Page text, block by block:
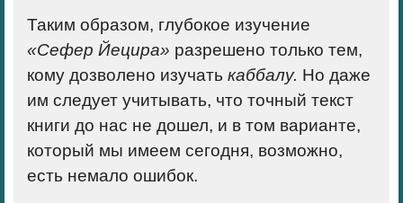
Таким образом, глубокое изучение
«Сефер Йецира» разрешено только тем,
кому дозволено изучать каббалу. Но даже
им следует учитывать, что точный текст
книги до нас не дошел, и в том варианте,
который мы имеем сегодня, возможно,
есть немало ошибок.